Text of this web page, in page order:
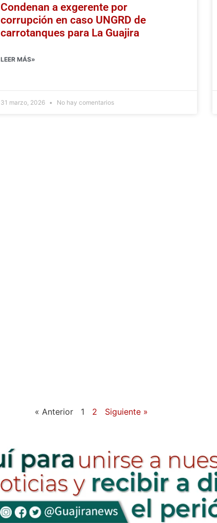
Condenan a exgerente por
corrupción en caso UNGRD de
carrotanques para La Guajira
LEER MÁS»
31 marzo, 2026 No hay comentarios
« Anterior 1 2 Siguiente »